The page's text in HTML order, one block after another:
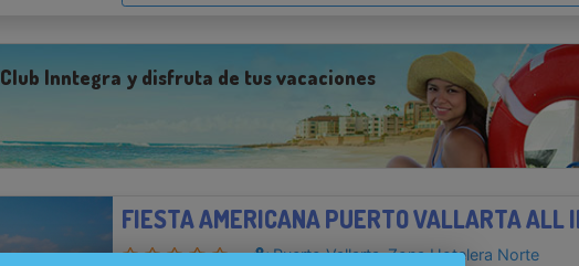
Inntegra y disfruta de tus vacaciones
Puerto Vallarta-Zona Hotelera Norte